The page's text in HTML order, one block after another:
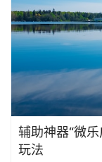
辅助神器“微
玩法